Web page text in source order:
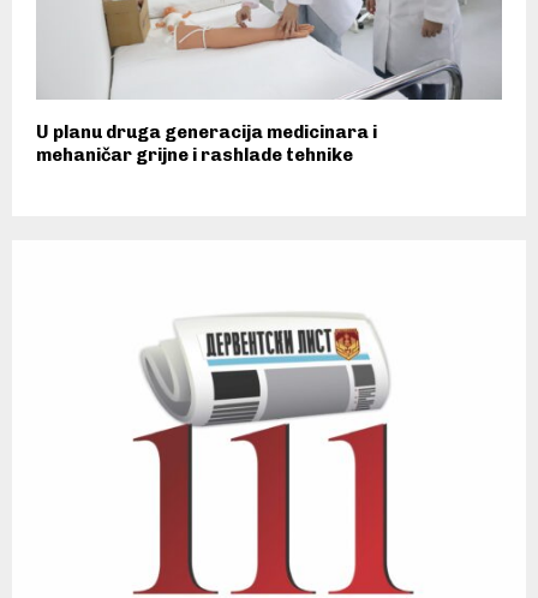
U planu druga generacija medicinara i
mehaničar grijne i rashlade tehnike